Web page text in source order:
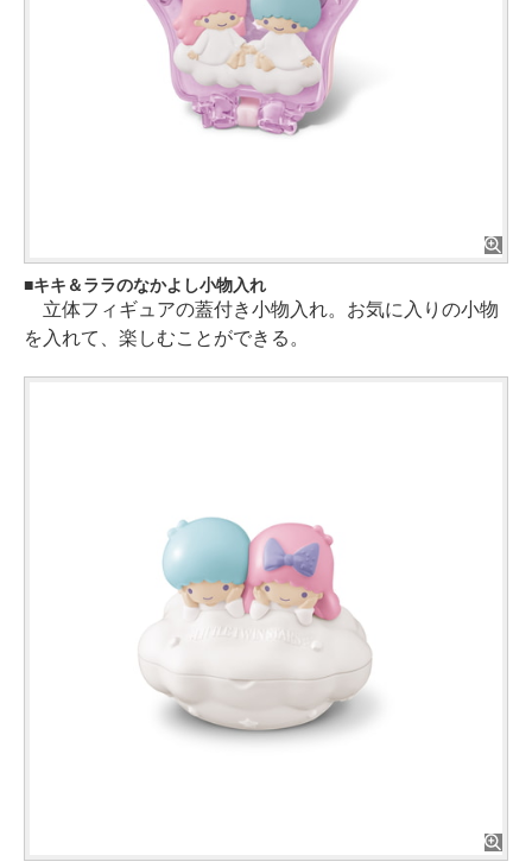
キキ＆ララのなかよし小物入れ
立体フィギュアの蓋付き小物入れ。お気に入りの小物
を入れて、楽しむことができる。